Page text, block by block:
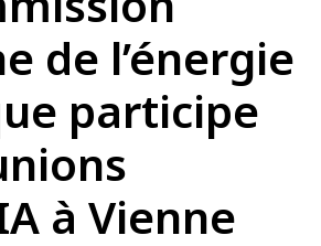
de l’énergie
participe
à Vienne